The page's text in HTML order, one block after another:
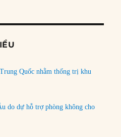
Quốc nhằm thống trị khu
do dự hỗ trợ phòng không cho